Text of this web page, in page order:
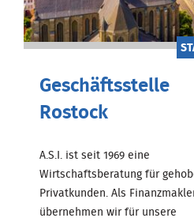
Geschäftsstelle
Rostock
A.S.I. ist seit 1969 eine
Wirtschaftsberatung für
Privatkunden. Als
übernehmen wir für unsere